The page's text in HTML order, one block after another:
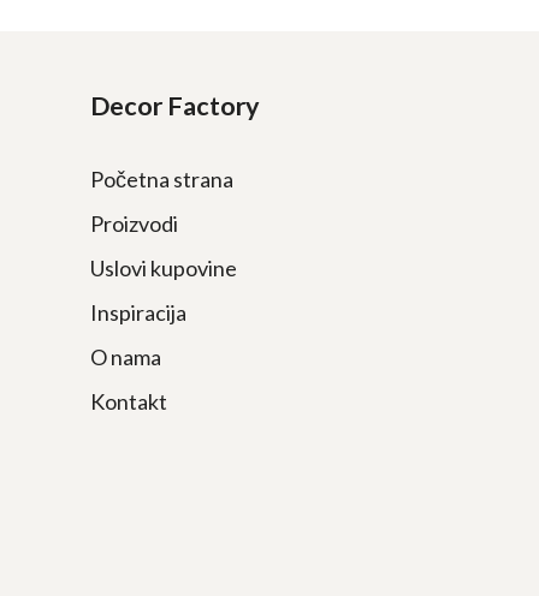
Decor Factory
Početna strana
Proizvodi
Uslovi kupovine
Inspiracija
O nama
Kontakt